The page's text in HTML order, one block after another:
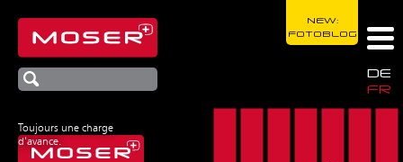
Toujours une charge
d'avance.
DE
FR
NEW:
FOTOBLOG